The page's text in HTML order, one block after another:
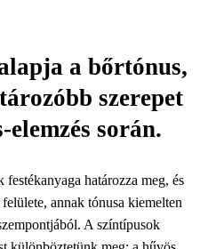
a bőrtónus,
szerepet
során.
határozza meg, és
annak tónusa kiemelten
A színtípusok